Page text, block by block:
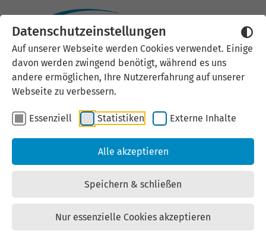
Datenschutzeinstellungen
Auf unserer Webseite werden Cookies verwendet. Einige
davon werden zwingend benötigt, während es uns
andere ermöglichen, Ihre Nutzererfahrung auf unserer
Webseite zu verbessern.
Essenziell Statistiken Externe Inhalte
Alle akzeptieren
Speichern & schließen
Nur essenzielle Cookies akzeptieren
Externen Inhalt laden
Wir verwenden auf unserer
Website externe Inhalte, um Ihnen
zusätzliche Informationen
anzubieten. Einige externe Inhalte
(z.B. Google Maps, Youtube)
können persönliche Daten (z.B. IP-
Mit der Bestätigung erklären Sie